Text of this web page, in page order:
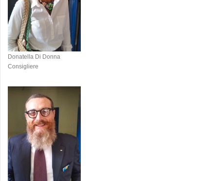
Donatella Di Donna
Consigliere